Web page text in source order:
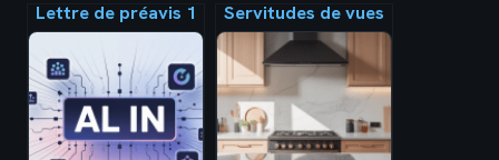
Lettre de préavis 1
mois : modèles,
règles et conseils
pratiques
Servitudes de vues
: règles, distances
et solutions
pratiques entre
voisins